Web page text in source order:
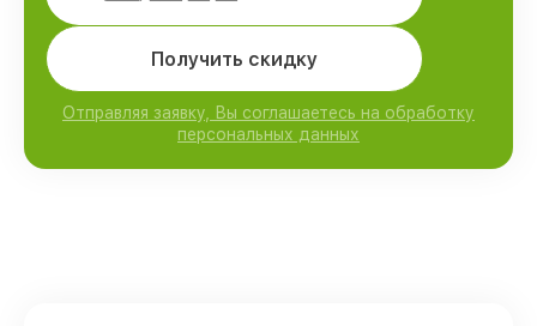
Получить скидку
Отправляя заявку, Вы соглашаетесь на обработку
персональных данных